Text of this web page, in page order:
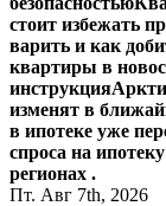
стоит избежать
варить и как
квартиры в
инструкция
изменят в
в ипотеке уже
спроса на
регионах .
Пт. Авг 7th, 2026